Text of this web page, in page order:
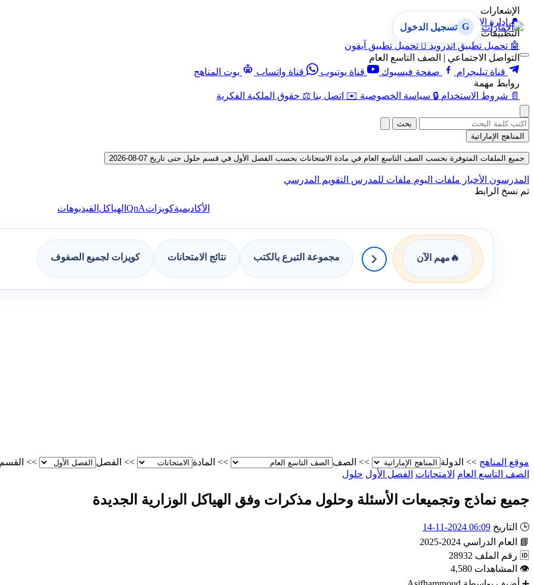
الإشعارات
🔔 إدارة الإشعارات
التطبيقات
🤖 تحميل تطبيق أندرويد  تحميل تطبيق آيفون
التواصل الاجتماعي | الصف التاسع العام
قناة تيليجرام
صفحة فيسبوك قناة يوتيوب قناة واتساب
بوت المناهج
روابط مهمة
📄 شروط الاستخدام 🔒 سياسة الخصوصية ✉️ اتصل بنا ⚖️ حقوق الملكية الفكرية
G تسجيل الدخول
بحث
المناهج الإماراتية
جميع الملفات المتوفرة بحسب الصف التاسع العام في مادة الامتحانات بحسب الفصل الأول في قسم حلول حتى تاريخ 07-08-2026
المدرسون الأخبار ملفات اليوم ملفات للمدرس التقويم المدرسي
تم نسخ الرابط
الأكاديميةكويزاتQnA الهياكل الفيديوهات
🔥 مهم الآن مجموعة التبرع بالكتب نتائج الامتحانات كويزات لجميع الصفوف
موقع المناهج >> الدولة >> الصف >> المادة >> الفصل >>
الصف التاسع العام الامتحانات الفصل الأول حلول
جميع نماذج وتجميعات الأسئلة وحلول مذكرات وفق الهياكل الوزارية الجديدة
🕒 التاريخ 06:09 2024-11-14
📘
العام الدراسي 2024-2025
🆔 رقم الملف 28932
👁 المشاهدات 4,580